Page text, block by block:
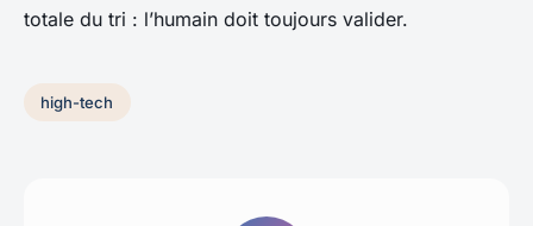
totale du tri : l’humain doit toujours valider.
high-tech